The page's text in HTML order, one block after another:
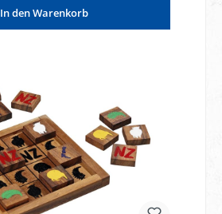
In den Warenkorb